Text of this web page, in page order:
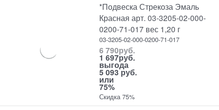
*Подвеска Стрекоза Эмаль
Красная арт. 03-3205-02-000-
0200-71-017 вес 1,20 г
03-3205-02-000-0200-71-017
6 790руб.
1 697руб.
выгода
5 093 руб.
или
75%
Скидка 75%